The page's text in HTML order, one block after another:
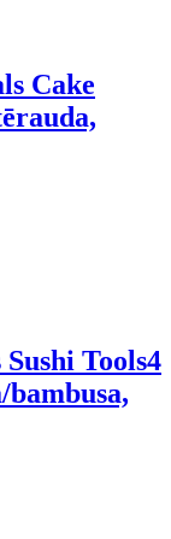
Cake
Tools4
bambusa,